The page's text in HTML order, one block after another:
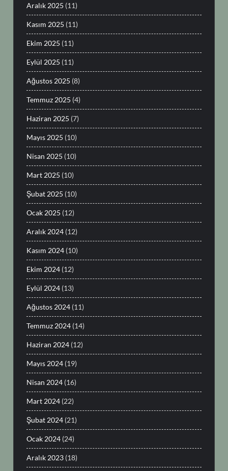
Aralık 2025 (11)
Kasım 2025 (11)
Ekim 2025 (11)
Eylül 2025 (11)
Ağustos 2025 (8)
Temmuz 2025 (4)
Haziran 2025 (7)
Mayıs 2025 (10)
Nisan 2025 (10)
Mart 2025 (10)
Şubat 2025 (10)
Ocak 2025 (12)
Aralık 2024 (12)
Kasım 2024 (10)
Ekim 2024 (12)
Eylül 2024 (13)
Ağustos 2024 (11)
Temmuz 2024 (14)
Haziran 2024 (12)
Mayıs 2024 (19)
Nisan 2024 (16)
Mart 2024 (22)
Şubat 2024 (21)
Ocak 2024 (24)
Aralık 2023 (18)